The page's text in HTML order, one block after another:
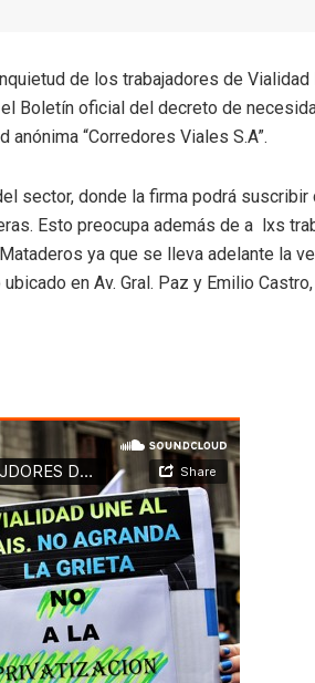
de los trabajadores de
Boletín oficial del decreto de
“Corredores Viales S.A”.
sector, donde la firma podrá
Esto preocupa además de a lxs
ya que se lleva adelante la
en Av. Gral. Paz y Emilio